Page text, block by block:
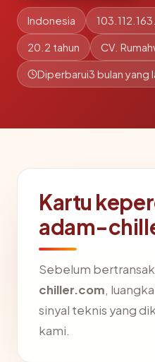
Indonesia
20.2 tahun CV.
Diperbarui3 bulan yang
Kartu
adam-
Sebelum
chiller.com,
sinyal teknis yang
kami.